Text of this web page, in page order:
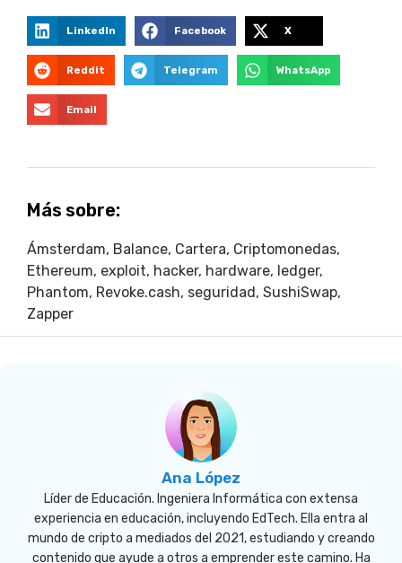
LinkedIn Facebook X
Reddit Telegram WhatsApp
Email
Más sobre:
Ámsterdam, Balance, Cartera, Criptomonedas,
Ethereum, exploit, hacker, hardware, ledger,
Phantom, Revoke.cash, seguridad , SushiSwap,
Zapper
Ana López
Líder de Educación. Ingeniera Informática con extensa
experiencia en educación, incluyendo EdTech. Ella entra al
mundo de cripto a mediados del 2021, estudiando y creando
contenido que ayude a otros a emprender este camino. Ha